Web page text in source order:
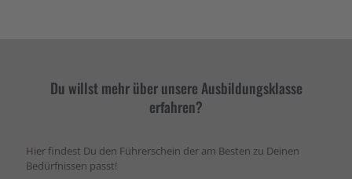
Du willst mehr über unsere Ausbildungsklasse
erfahren?
Hier findest Du den Führerschein der am Besten zu Deinen
Bedürfnissen passt!